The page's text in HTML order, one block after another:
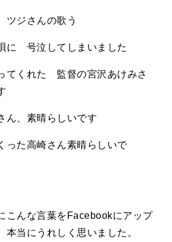
ジさんの歌う
号泣してしまいました
くれた 監督の宮沢あけみさ
、素晴らしいです
た高崎さん素晴らしいで
こんな言葉をFacebookにアップ
本当にうれしく思いました。